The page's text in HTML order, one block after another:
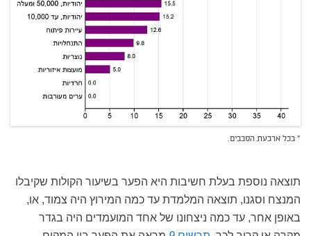
* בכל ארבעת הסבבים.
תוצאה נוספת בעלת חשיבות היא הפער בשיעור הקולות שקיבלו
המנצח וסגנו, תוצאה המלמדת עד כמה המירוץ היה צמוד, או,
באופן אחר, עד כמה ניצחונו של אחד המועמדים היה בגדר